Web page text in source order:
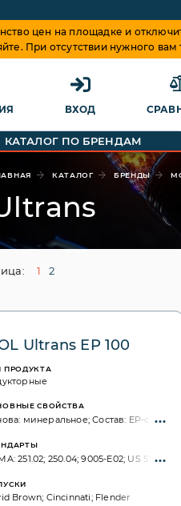
цен на площадке и
При отсутствии нужного
ВХОД
КАТАЛОГ ПО БРЕНДАМ
КАТАЛОГ БРЕНДЫ
1 2
Ultrans EP 100
ПРОДУКТА
СВОЙСТВА
минеральное; Состав: EP-
251.02; 250.04; 9005-E02; US Steel:
Brown; Cincinnati; Flender